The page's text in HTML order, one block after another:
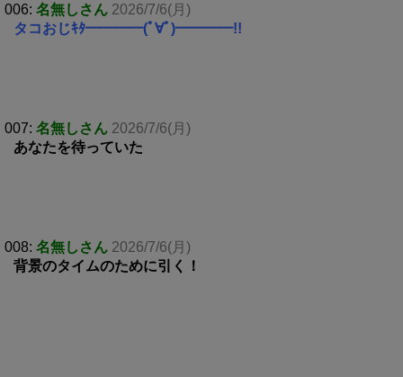
006: 名無しさん 2026/7/6(月)
タコおじｷﾀ━━━━(ﾟ∀ﾟ)━━━━!!
007: 名無しさん 2026/7/6(月)
あなたを待っていた
008: 名無しさん 2026/7/6(月)
背景のタイムのために引く！